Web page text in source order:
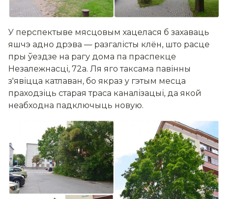
У перспектыве мясцовым хацелася б захаваць
яшчэ адно дрэва — разгалісты клён, што расце
пры ўездзе на рагу дома па праспекце
Незалежнасці, 72а. Ля яго таксама павінны
з'явіцца катлаван, бо якраз у гэтым месца
праходзіць старая траса каналізацыі, да якой
неабходна падключыць новую.